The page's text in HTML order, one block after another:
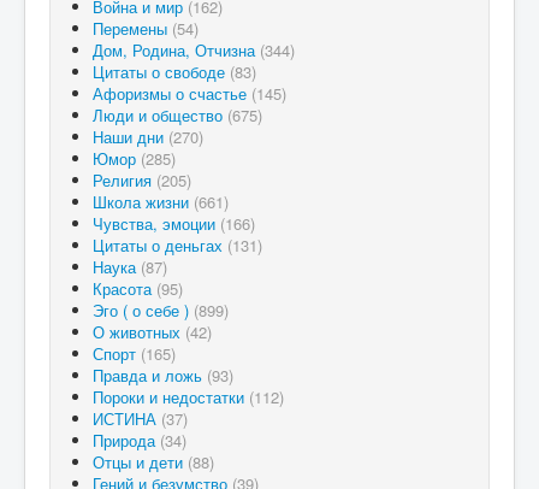
Война и мир (162)
Перемены (54)
Дом, Родина, Отчизна (344)
Цитаты о свободе (83)
Афоризмы о счастье (145)
Люди и общество (675)
Наши дни (270)
Юмор (285)
Религия (205)
Школа жизни (661)
Чувства, эмоции (166)
Цитаты о деньгах (131)
Наука (87)
Красота (95)
Эго ( о себе ) (899)
О животных (42)
Спорт (165)
Правда и ложь (93)
Пороки и недостатки (112)
ИСТИНА (37)
Природа (34)
Отцы и дети (88)
Гений и безумство (39)